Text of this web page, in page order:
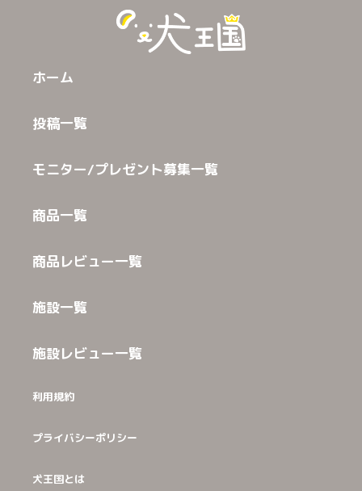
ホーム
投稿一覧
モニター/プレゼント募集一覧
商品一覧
商品レビュー一覧
施設一覧
施設レビュー一覧
利用規約
プライバシーポリシー
犬王国とは